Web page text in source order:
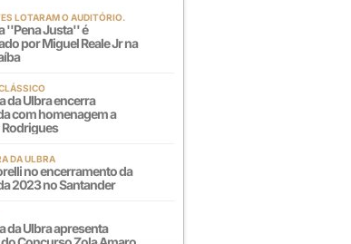
LOTARAM O AUDITÓRIO.
''Pena Justa'' é
por Miguel Reale Jr na
da Ulbra encerra
com homenagem a
DA ULBRA
no encerramento da
2023 no Santander
da Ulbra apresenta